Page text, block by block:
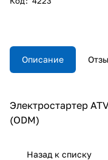
Описание
Электростартер
(ODM)
Назад к списку